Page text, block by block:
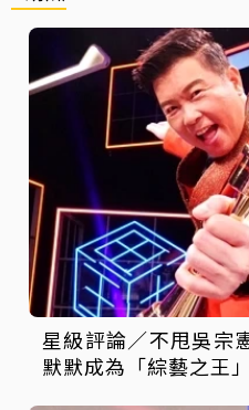
星級評論／不甩吳宗
默默成為「綜藝之王」